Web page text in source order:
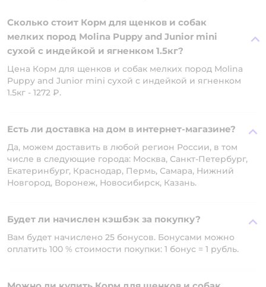
Сколько стоит Корм для щенков и собак
мелких пород Molina Puppy and Junior mini
сухой с индейкой и ягненком 1.5кг?
Цена Корм для щенков и собак мелких пород Molina
Puppy and Junior mini сухой с индейкой и ягненком
1.5кг - 1272 ₽.
Есть ли доставка на дом в интернет-магазине?
Да, можем доставить в любой регион России, в том
числе в следующие города: Москва, Санкт-Петербург,
Екатеринбург, Краснодар, Пермь, Самара, Нижний
Новгород, Воронеж, Новосибирск, Казань.
Будет ли начислен кэшбэк за покупку?
Вам будет начислено 25 бонусов. Бонусами можно
оплатить 100 % стоимости покупки: 1 бонус = 1 рубль.